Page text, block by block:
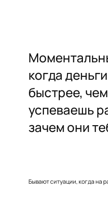
когда
быстрее,
успеваешь
зачем они
Бывают ситуации, когда на